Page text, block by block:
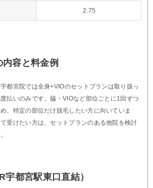
2.75
容と料金例
都宮院では全身+VIOのセットプランは取り扱っ
払いのみです。脇・VIOなど部位ごとに1回ずつ
、特定の部位だけ脱毛したい方に向いていま
受けたい方は、セットプランのある他院を検討
宇都宮駅東口直結）